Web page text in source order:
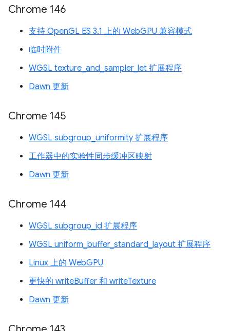
Chrome 146
支持 OpenGL ES 3.1 上的 WebGPU 兼容模式
临时附件
WGSL texture_and_sampler_let 扩展程序
Dawn 更新
Chrome 145
WGSL subgroup_uniformity 扩展程序
工作器中的实验性同步缓冲区映射
Dawn 更新
Chrome 144
WGSL subgroup_id 扩展程序
WGSL uniform_buffer_standard_layout 扩展程序
Linux 上的 WebGPU
更快的 writeBuffer 和 writeTexture
Dawn 更新